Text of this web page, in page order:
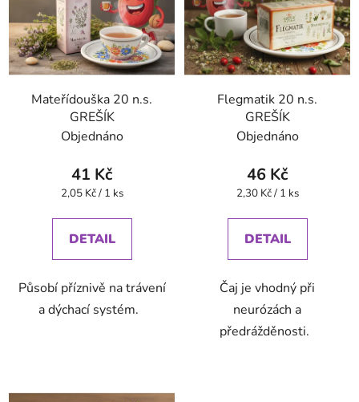
Mateřídouška 20 n.s.
GREŠÍK
Objednáno
41 Kč
Měrná
2,05 Kč / 1 ks
DETAIL
Působí příznivě na trávení
a dýchací systém.
Flegmatik 20 n.s.
GREŠÍK
Objednáno
46 Kč
Měrná
2,30 Kč / 1 ks
DETAIL
Čaj je vhodný při
neurózách a
předrážděnosti.